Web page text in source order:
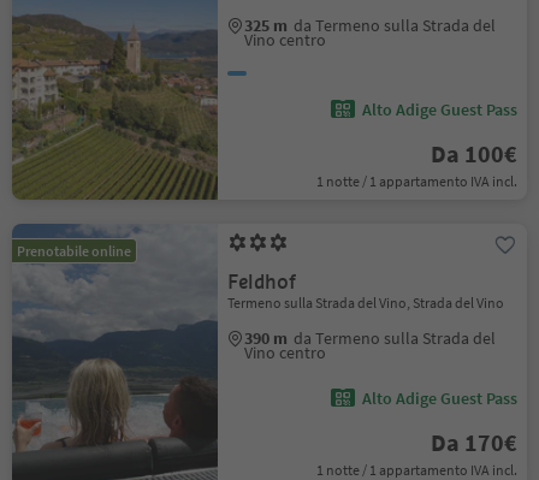
325 m da Termeno sulla Strada del
Vino centro
Alto Adige Guest Pass
Da 100€
1 notte / 1 appartamento IVA incl.
Prenotabile online
Feldhof
Termeno sulla Strada del Vino, Strada del Vino
390 m da Termeno sulla Strada del
Vino centro
Alto Adige Guest Pass
Da 170€
1 notte / 1 appartamento IVA incl.